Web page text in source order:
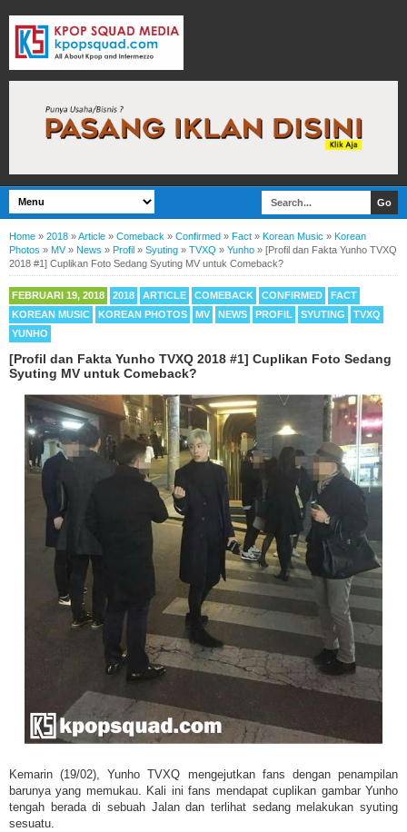
Home » 2018 »Article » Comeback » Confirmed » Fact » Korean Music » Korean
Photos » MV» News » Profil » Syuting » TVXQ » Yunho » [Profil dan Fakta Yunho TVXQ
2018 #1] Cuplikan Foto Sedang Syuting MV untuk Comeback?
FEBRUARI 19, 2018 2018 ARTICLE COMEBACK CONFIRMED
FACT
KOREAN MUSIC
KOREAN PHOTOS MV NEWS PROFIL SYUTING
TVXQ
YUNHO
[Profil dan Fakta Yunho TVXQ 2018 #1] Cuplikan Foto Sedang
Syuting MV untuk Comeback?
Kemarin (19/02), Yunho TVXQ mengejutkan fans dengan penampilan
barunya yang memukau. Kali ini fans mendapat cuplikan gambar Yunho
tengah berada di sebuah Jalan dan terlihat sedang melakukan syuting
sesuatu.